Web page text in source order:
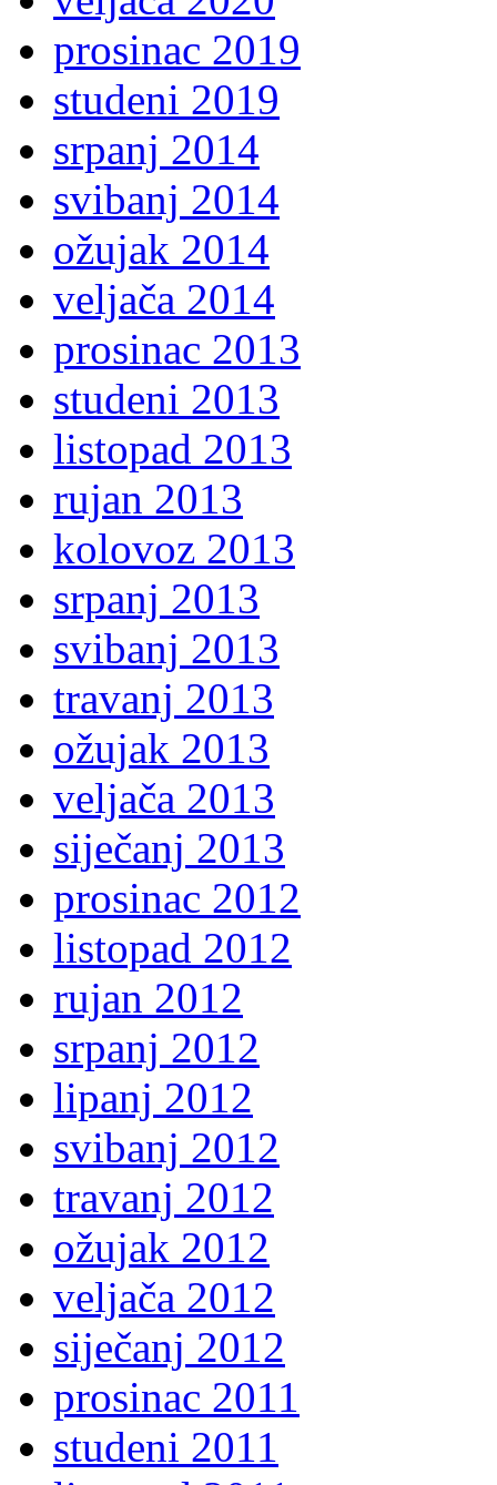
prosinac 2019
studeni 2019
srpanj 2014
svibanj 2014
ožujak 2014
veljača 2014
prosinac 2013
studeni 2013
listopad 2013
rujan 2013
kolovoz 2013
srpanj 2013
svibanj 2013
travanj 2013
ožujak 2013
veljača 2013
siječanj 2013
prosinac 2012
listopad 2012
rujan 2012
srpanj 2012
lipanj 2012
svibanj 2012
travanj 2012
ožujak 2012
veljača 2012
siječanj 2012
prosinac 2011
studeni 2011